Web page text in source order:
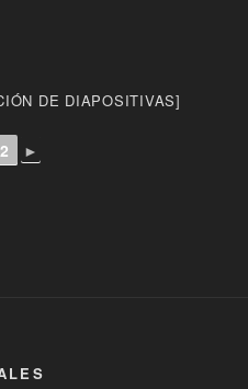
DE DIAPOSITIVAS]
2 ►